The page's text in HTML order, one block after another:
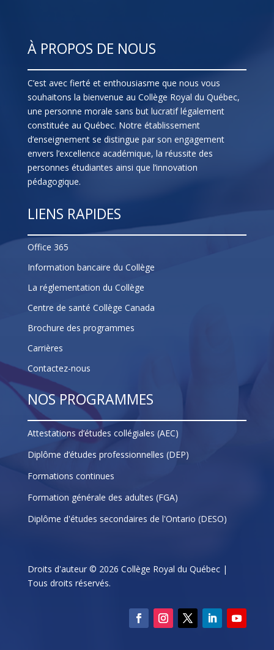
À PROPOS DE NOUS
C’est avec fierté et enthousiasme que nous vous
souhaitons la bienvenue au Collège Royal du Québec,
une personne morale sans but lucratif légalement
constituée au Québec. Notre établissement
d’enseignement se distingue par son engagement
envers l’excellence académique, la réussite des
personnes étudiantes ainsi que l’innovation
pédagogique.
LIENS RAPIDES
Office 365
Information bancaire du Collège
La réglementation du Collège
Centre de santé Collège Canada
Brochure des programmes
Carrières
Contactez-nous
NOS PROGRAMMES
Attestations d’études collégiales (AEC)
Diplôme d’études professionnelles (DEP)
Formations continues
Formation générale des adultes (FGA)
Diplôme d'études secondaires de l'Ontario (DESO)
Droits d'auteur © 2026 Collège Royal du Québec |
Tous droits réservés.